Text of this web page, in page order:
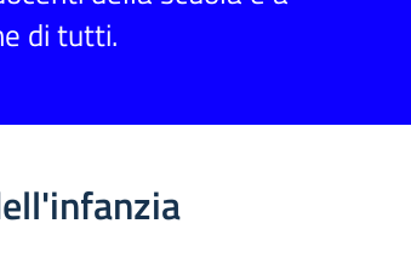
di tutti.